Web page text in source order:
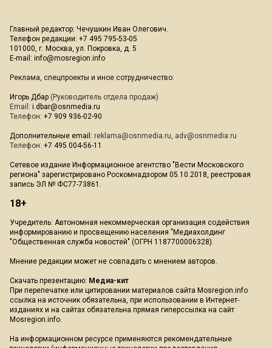
Главный редактор: Чечушкин Иван Олегович.
Телефон редакции: +7 495 795-53-05
101000, г. Москва, ул. Покровка, д. 5
E-mail: info@mosregion.info
Реклама, спецпроекты и иное сотрудничество:
Игорь Дбар (Руководитель отдела продаж)
Email: i.dbar@osnmedia.ru
Телефон: +7 909 936-02-90
Дополнительные email: reklama@osnmedia.ru, adv@osnmedia.ru
Телефон: +7 495 004-56-11
Сетевое издание Информационное агентство "Вести Московского
региона" зарегистрировано Роскомнадзором 05.10.2018, реестровая
запись ЭЛ № ФС77-73861.
18+
Учредитель: Автономная некоммерческая организация содействия
информированию и просвещению населения "Медиахолдинг
"Общественная служба новостей" (ОГРН 1187700006328).
Мнение редакции может не совпадать с мнением авторов.
Скачать презентацию: Медиа-кит
При перепечатке или цитировании материалов сайта Mosregion.info
ссылка на источник обязательна, при использовании в Интернет-
изданиях и на сайтах обязательна прямая гиперссылка на сайт
Mosregion.info.
На информационном ресурсе применяются рекомендательные